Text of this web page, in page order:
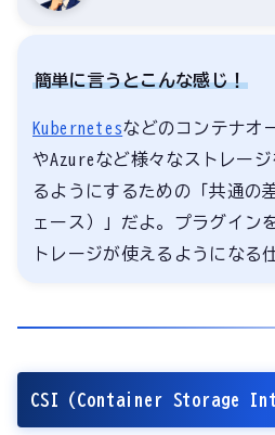
簡単に言うとこんな感じ！
Kubernetesなどのコンテナオ
やAzureなど様々なストレー
るようにするための「共通の
ェース）」だよ。プラグイン
トレージが使えるようになる
CSI（Container Storage